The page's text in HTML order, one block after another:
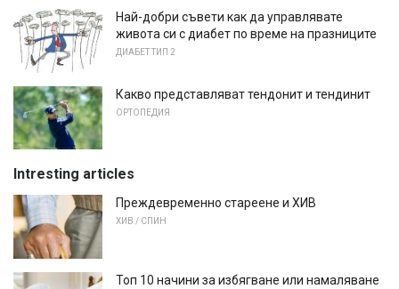
Най-добри съвети как да управлявате
живота си с диабет по време на празниците
ДИАБЕТ ТИП 2
Какво представляват тендонит и тендинит
ОРТОПЕДИЯ
Intresting articles
Преждевременно стареене и ХИВ
ХИВ / СПИН
Топ 10 начини за избягване или намаляване